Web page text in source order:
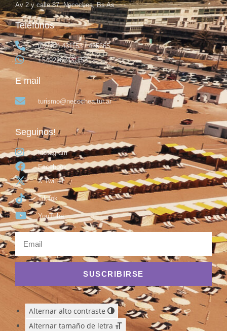
Av 2 y calle 87, Necochea, Bs As
Teléfonos
(02262) 431153 / 425665
+5492262431153
E mail
turismo@necochea.tur.ar
Seguinos!
Instagram
Facebook
X Twitter
TikTok
YouTube
SUSCRIBIRSE
Alternar alto contraste
Alternar tamaño de letra